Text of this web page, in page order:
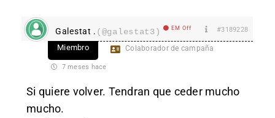
Galestat . (@galestat3) EM Off #3189228
Miembro Colaborador de campaña
7 meses hace
Si quiere volver. Tendran que ceder mucho
mucho.